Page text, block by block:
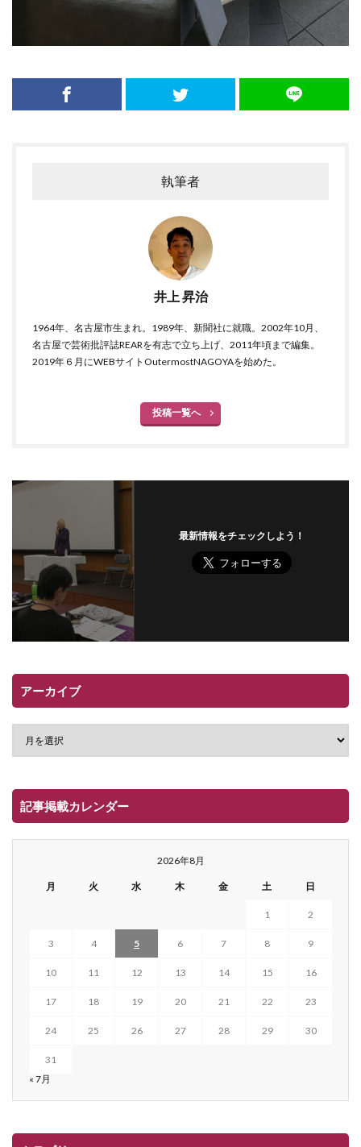
執筆者
井上 昇治
1964年、名古屋市生まれ。1989年、新聞社に就職。2002年10月、
名古屋で芸術批評誌REARを有志で立ち上げ、2011年頃まで編集。
2019年６月にWEBサイトOutermostNAGOYAを始めた。
投稿一覧へ
最新情報をチェックしよう！
アーカイブ
記事掲載カレンダー
2026年8月
月 火 水 木 金 土 日
1 2
3 4 5 6 7 8 9
10 11 12 13 14 15 16
17 18 19 20 21 22 23
24 25 26 27 28 29 30
31
« 7月